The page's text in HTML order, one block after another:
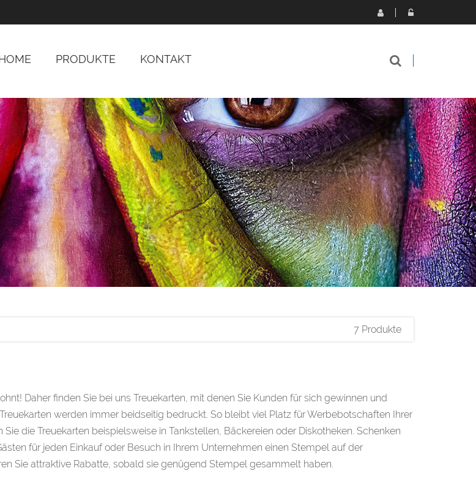
PRODUKTE KONTAKT
7 Produkte
Daher finden Sie bei uns Treuekarten, mit denen Sie Kunden für sich gewinnen und
werden immer beidseitig bedruckt. So bleibt viel Platz für Werbebotschaften Ihrer
Sie die Treuekarten beispielsweise in Tankstellen, Bäckereien oder Diskotheken. Schenken
für jeden Einkauf oder Besuch in Ihrem Unternehmen einen Stempel auf der
Sie attraktive Rabatte, sobald sie genügend Stempel gesammelt haben.